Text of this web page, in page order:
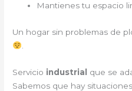
Mantienes tu espacio
Un hogar sin problemas de
Servicio industrial que se
Sabemos que hay